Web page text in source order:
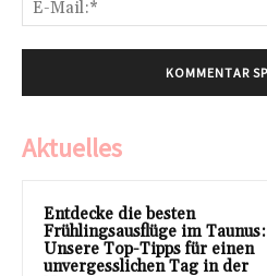
Aktuelles
Entdecke die besten
Frühlingsausflüge im Taunus:
Unsere Top-Tipps für einen
unvergesslichen Tag in der